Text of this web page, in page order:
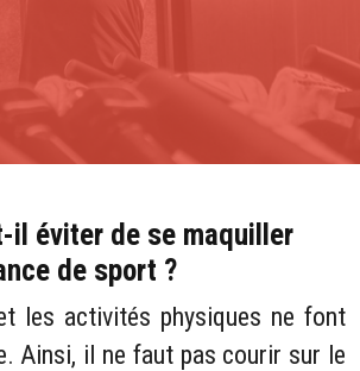
il éviter de se maquiller
de sport ?
les activités physiques ne font
Ainsi, il ne faut pas courir sur le